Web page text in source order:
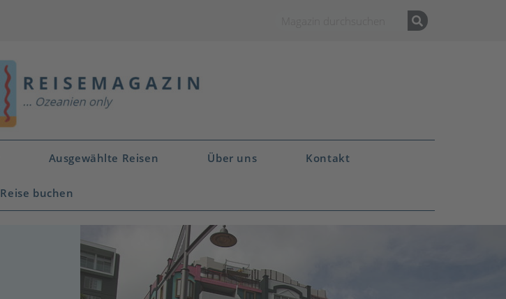
Ausgewählte Reisen Über uns Kontakt
Reise buchen